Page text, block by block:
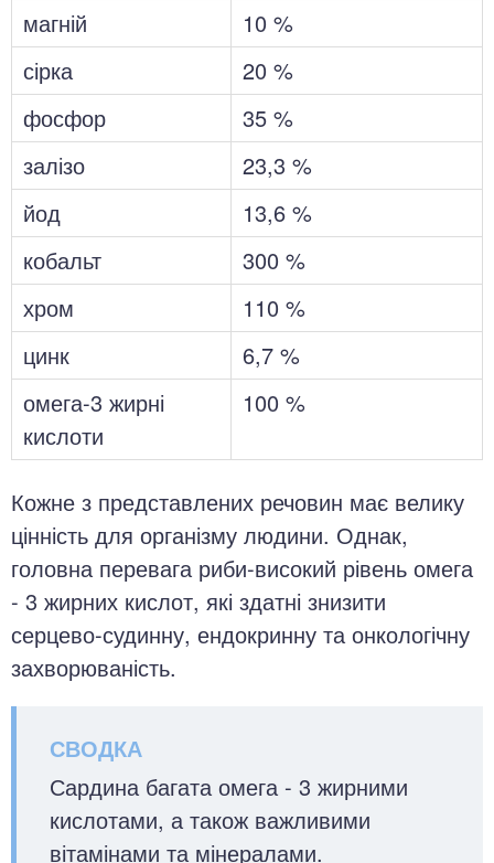
магній
10 %
сірка
20 %
фосфор
35 %
залізо
23,3 %
йод
13,6 %
кобальт
300 %
хром
110 %
цинк
6,7 %
омега-3 жирні
кислоти
100 %
Кожне з представлених речовин має велику
цінність для організму людини. Однак,
головна перевага риби-високий рівень омега
- 3 жирних кислот, які здатні знизити
серцево-судинну, ендокринну та онкологічну
захворюваність.
Сардина багата омега - 3 жирними
кислотами, а також важливими
вітамінами та мінералами.